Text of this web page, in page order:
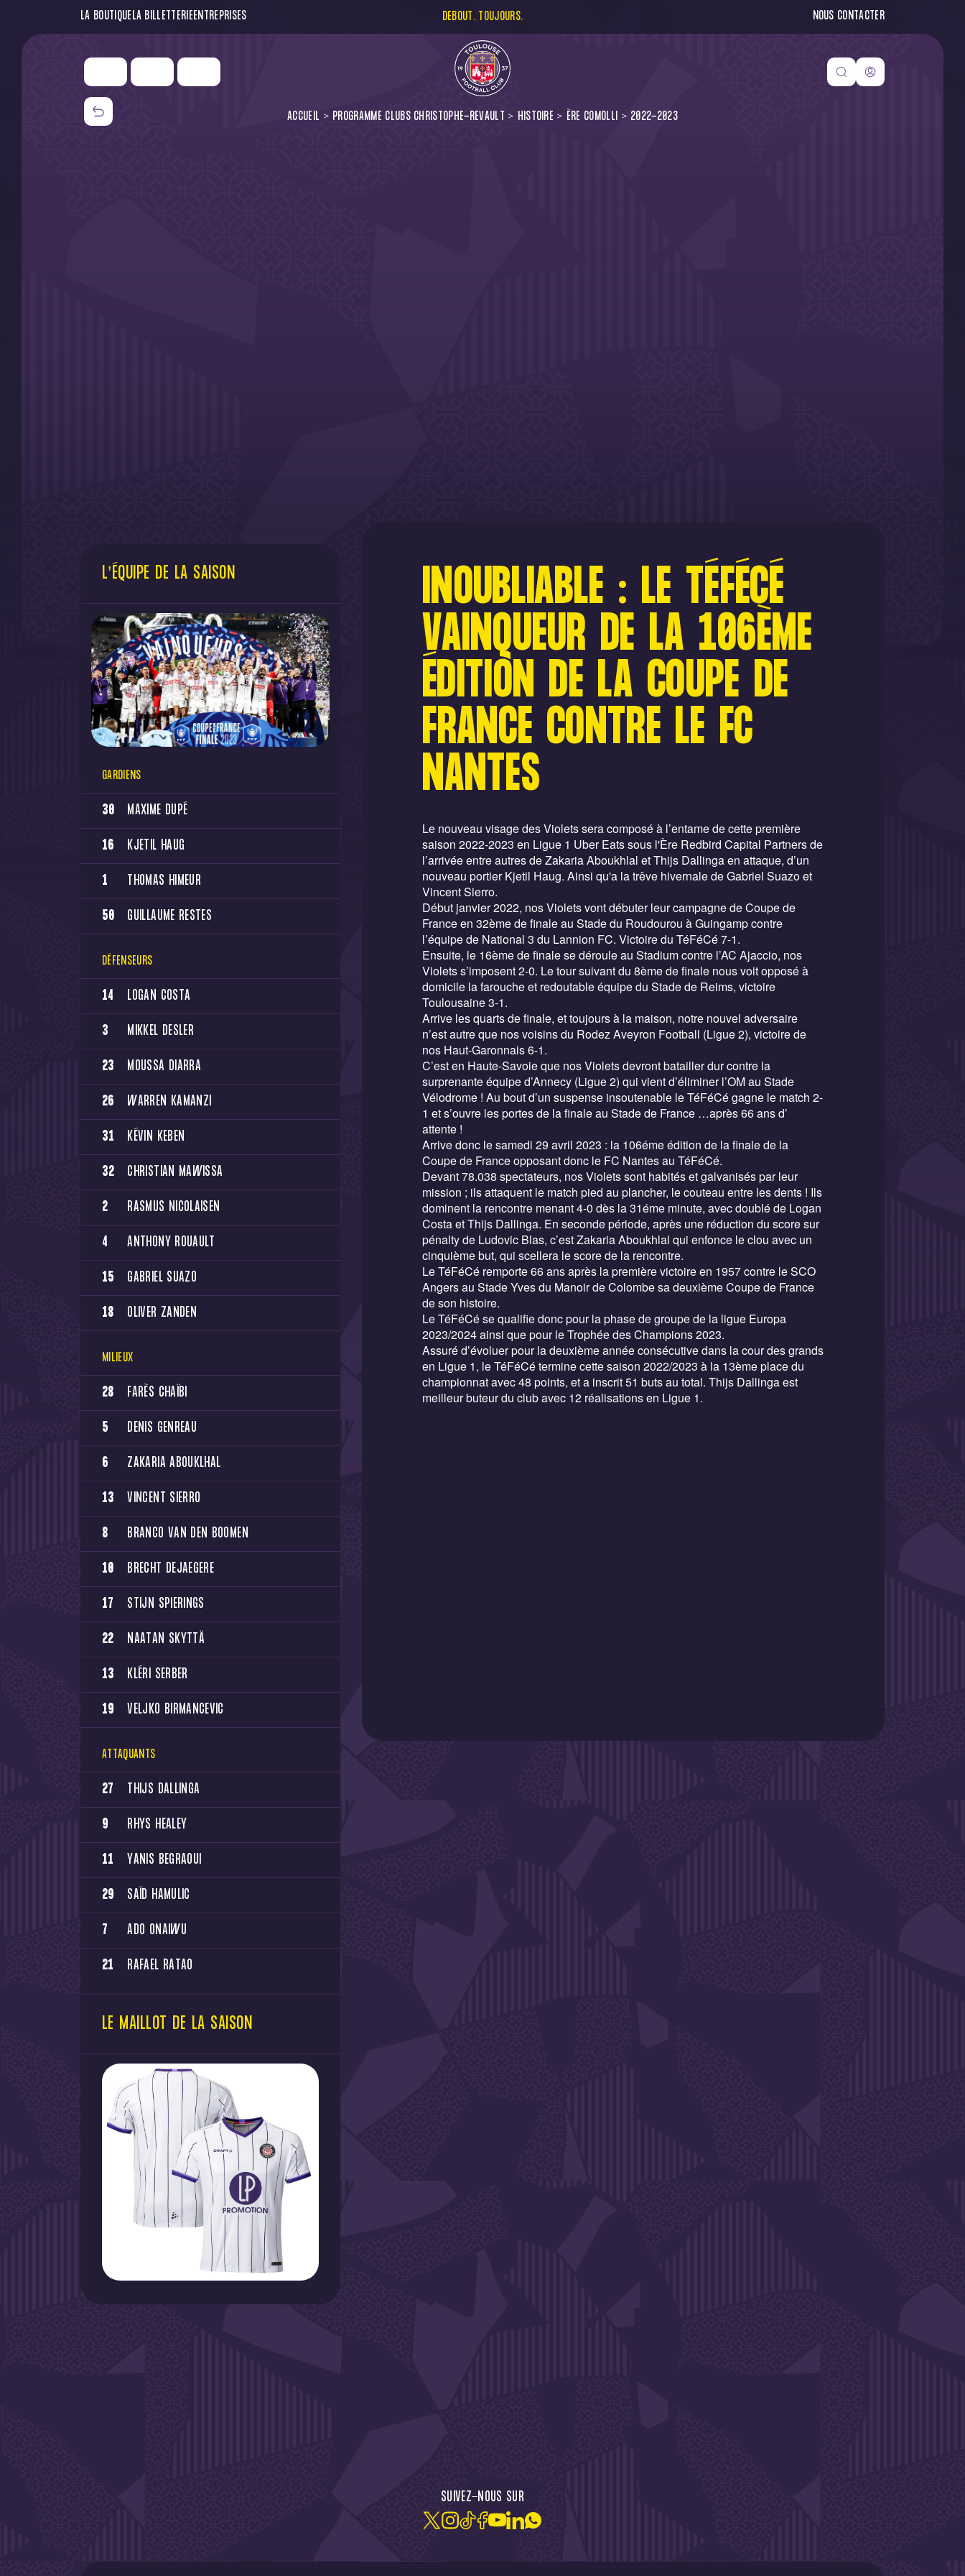
LA BOUTIQUELA BILLETTERIEENTREPRISES DEBOUT. TOUJOURS. NOUS CONTACTER
ACCUEIL PROGRAMME CLUBS CHRISTOPHE-REVAULT HISTOIRE ÈRE COMOLLI 2022-2023
INOUBLIABLE : LE TÉFÉCÉ
VAINQUEUR DE LA 106ÈME
ÉDITION DE LA COUPE DE
FRANCE CONTRE LE FC
NANTES
Le nouveau visage des Violets sera composé à l’entame de cette première
saison 2022-2023 en Ligue 1 Uber Eats sous l'Ère Redbird Capital Partners de
l’arrivée entre autres de Zakaria Aboukhlal et Thijs Dallinga en attaque, d’un
nouveau portier Kjetil Haug. Ainsi qu'a la trêve hivernale de Gabriel Suazo et
Vincent Sierro.
Début janvier 2022, nos Violets vont débuter leur campagne de Coupe de
France en 32ème de finale au Stade du Roudourou à Guingamp contre
l’équipe de National 3 du Lannion FC. Victoire du TéFéCé 7-1.
Ensuite, le 16ème de finale se déroule au Stadium contre l’AC Ajaccio, nos
Violets s’imposent 2-0. Le tour suivant du 8ème de finale nous voit opposé à
domicile la farouche et redoutable équipe du Stade de Reims, victoire
Toulousaine 3-1.
Arrive les quarts de finale, et toujours à la maison, notre nouvel adversaire
n’est autre que nos voisins du Rodez Aveyron Football (Ligue 2), victoire de
nos Haut-Garonnais 6-1.
C’est en Haute-Savoie que nos Violets devront batailler dur contre la
surprenante équipe d’Annecy (Ligue 2) qui vient d’éliminer l’OM au Stade
Vélodrome ! Au bout d’un suspense insoutenable le TéFéCé gagne le match 2-
1 et s’ouvre les portes de la finale au Stade de France …après 66 ans d’
attente !
Arrive donc le samedi 29 avril 2023 : la 106éme édition de la finale de la
Coupe de France opposant donc le FC Nantes au TéFéCé.
Devant 78.038 spectateurs, nos Violets sont habités et galvanisés par leur
mission ; ils attaquent le match pied au plancher, le couteau entre les dents ! Ils
dominent la rencontre menant 4-0 dès la 31éme minute, avec doublé de Logan
Costa et Thijs Dallinga. En seconde période, après une réduction du score sur
pénalty de Ludovic Blas, c’est Zakaria Aboukhlal qui enfonce le clou avec un
cinquième but, qui scellera le score de la rencontre.
Le TéFéCé remporte 66 ans après la première victoire en 1957 contre le SCO
Angers au Stade Yves du Manoir de Colombe sa deuxième Coupe de France
de son histoire.
Le TéFéCé se qualifie donc pour la phase de groupe de la ligue Europa
2023/2024 ainsi que pour le Trophée des Champions 2023.
Assuré d’évoluer pour la deuxième année consécutive dans la cour des grands
en Ligue 1, le TéFéCé termine cette saison 2022/2023 à la 13ème place du
championnat avec 48 points, et a inscrit 51 buts au total. Thijs Dallinga est
meilleur buteur du club avec 12 réalisations en Ligue 1.
L’ÉQUIPE DE LA SAISON
GARDIENS
30 MAXIME DUPÉ
16 KJETIL HAUG
1 THOMAS HIMEUR
50 GUILLAUME RESTES
DÉFENSEURS
14 LOGAN COSTA
3 MIKKEL DESLER
23 MOUSSA DIARRA
26 WARREN KAMANZI
31 KÉVIN KEBEN
32 CHRISTIAN MAWISSA
2 RASMUS NICOLAISEN
4 ANTHONY ROUAULT
15 GABRIEL SUAZO
18 OLIVER ZANDEN
MILIEUX
28 FARÈS CHAÏBI
5 DENIS GENREAU
6 ZAKARIA ABOUKLHAL
13 VINCENT SIERRO
8 BRANCO VAN DEN BOOMEN
10 BRECHT DEJAEGERE
17 STIJN SPIERINGS
22 NAATAN SKYTTÄ
13 KLÉRI SERBER
19 VELJKO BIRMANCEVIC
ATTAQUANTS
27 THIJS DALLINGA
9 RHYS HEALEY
11 YANIS BEGRAOUI
29 SAÏD HAMULIC
7 ADO ONAIWU
21 RAFAEL RATAO
LE MAILLOT DE LA SAISON
SUIVEZ-NOUS SUR